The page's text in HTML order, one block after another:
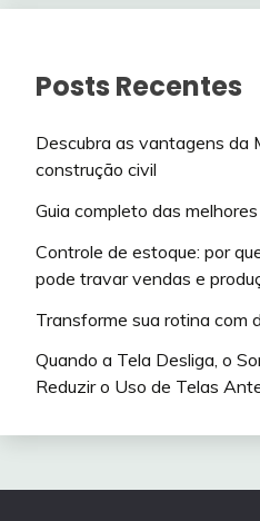
Posts Recentes
Descubra as vantagens da
construção civil
Guia completo das
Controle de estoque: por
pode travar vendas e
Transforme sua rotina com
Quando a Tela Desliga, o
Reduzir o Uso de Telas